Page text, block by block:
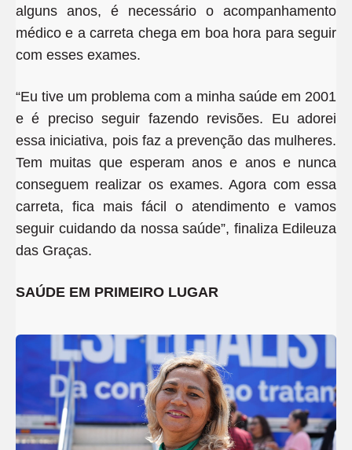
alguns anos, é necessário o acompanhamento
médico e a carreta chega em boa hora para seguir
com esses exames.
“Eu tive um problema com a minha saúde em 2001
e é preciso seguir fazendo revisões. Eu adorei
essa iniciativa, pois faz a prevenção das mulheres.
Tem muitas que esperam anos e anos e nunca
conseguem realizar os exames. Agora com essa
carreta, fica mais fácil o atendimento e vamos
seguir cuidando da nossa saúde”, finaliza Edileuza
das Graças.
SAÚDE EM PRIMEIRO LUGAR